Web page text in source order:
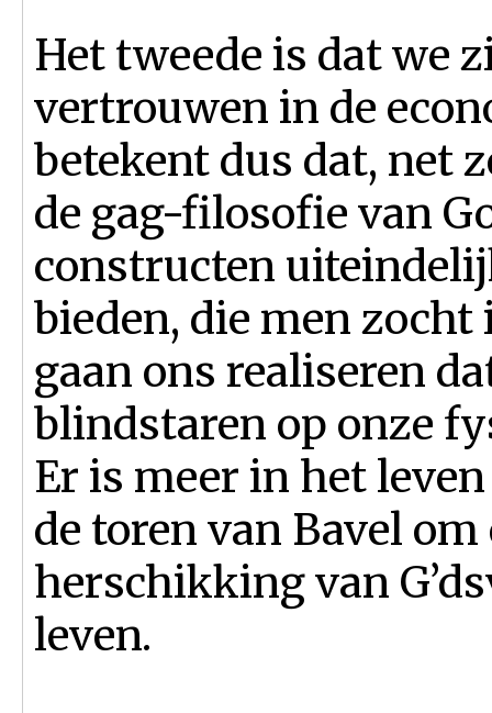
Het tweede is dat we
vertrouwen in de
betekent dus dat, net
de gag-filosofie van
constructen
bieden, die men zocht
gaan ons realiseren
blindstaren op onze
Er is meer in het
de toren van Bavel
herschikking van
leven.